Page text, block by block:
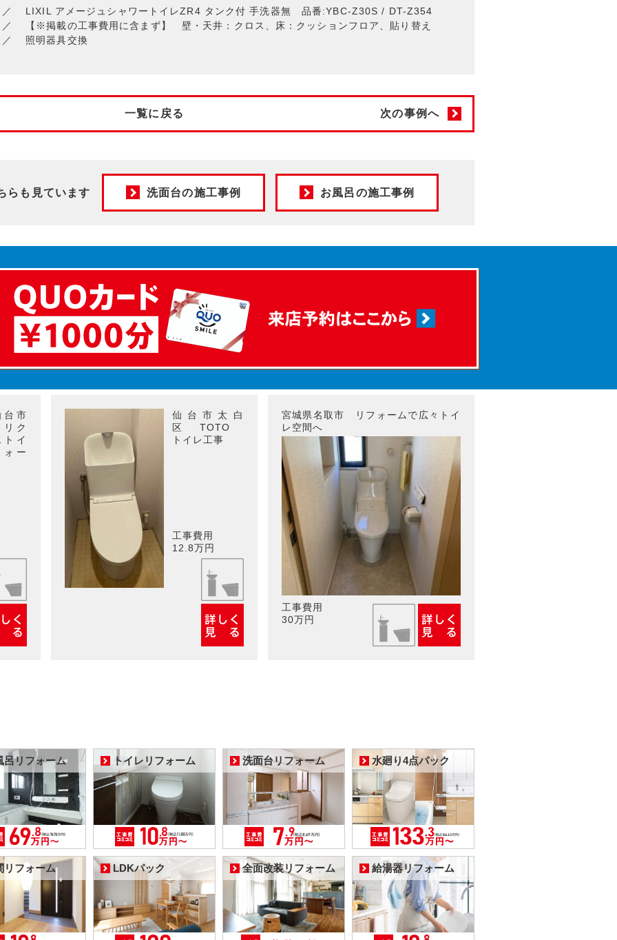
LIXIL アメージュシャワートイレZR4 タンク付 手洗器無 品番:YBC-Z30S / DT-Z354
【※掲載の工事費用に含まず】 壁・天井：クロス、床：クッションフロア、貼り替え
照明器具交換
一覧に戻る 次の事例へ
らも見ています 洗面台の施工事例 お風呂の施工事例
台市
ク
イ
ー
仙台市太白
区 TOTO
トイレ工事
工事費用
12.8万円
宮城県名取市 リフォームで広々トイ
レ空間へ
工事費用
30万円
呂リフォーム トイレリフォーム 洗面台リフォーム 水廻り4点パック
リフォーム LDKパック 全面改装リフォーム 給湯器リフォーム